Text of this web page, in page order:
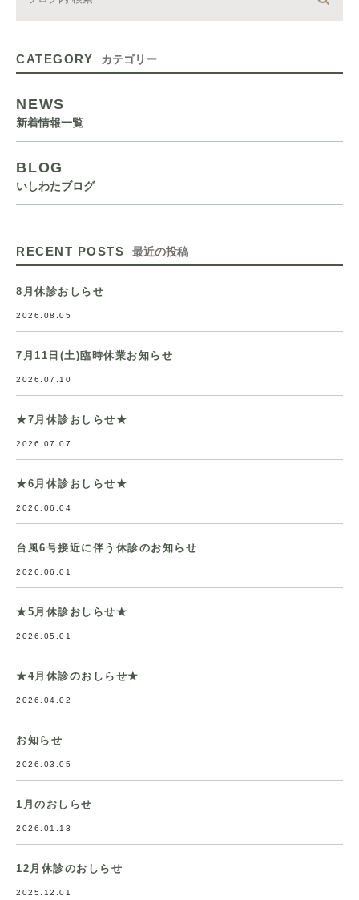
CATEGORY カテゴリー
NEWS
新着情報一覧
BLOG
いしわたブログ
RECENT POSTS 最近の投稿
8月休診おしらせ
2026.08.05
7月11日(土)臨時休業お知らせ
2026.07.10
★7月休診おしらせ★
2026.07.07
★6月休診おしらせ★
2026.06.04
台風6号接近に伴う休診のお知らせ
2026.06.01
★5月休診おしらせ★
2026.05.01
★4月休診のおしらせ★
2026.04.02
お知らせ
2026.03.05
1月のおしらせ
2026.01.13
12月休診のおしらせ
2025.12.01